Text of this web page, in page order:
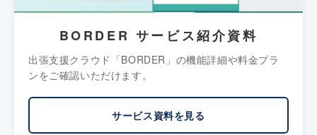
BORDER サービス紹介資料
出張支援クラウド「BORDER」の機能詳細や料金プラ
ンをご確認いただけます。
サービス資料を見る